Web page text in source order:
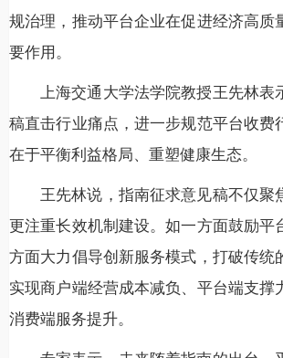
规治理，推动平台企业在促进经济高质
要作用。
上海交通大学法学院教授王先林表
稿直击行业痛点，进一步规范平台收费
在于平衡利益格局、重塑健康生态。
王先林说，指南征求意见稿不仅聚
更注重长效机制建设。如一方面鼓励平
方面大力倡导创新服务模式，打破传统
实现商户端经营成本减负、平台端支撑
消费端服务提升。